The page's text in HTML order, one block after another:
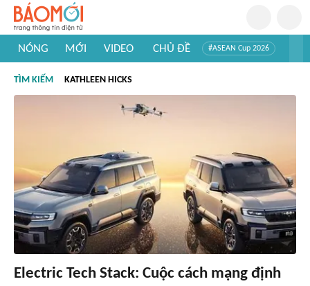
NÓNG MỚI VIDEO CHỦ ĐỀ #ASEAN Cup 2026
#Khám phá thế giới
TÌM KIẾM KATHLEEN HICKS
Electric Tech Stack: Cuộc cách mạng định